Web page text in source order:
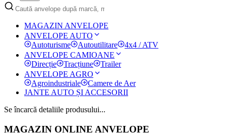
MAGAZIN ANVELOPE
ANVELOPE AUTO
Autoturisme
Autoutilitare
4x4 / ATV
ANVELOPE CAMIOANE
Direcție
Tracțiune
Trailer
ANVELOPE AGRO
Agroindustriale
Camere de Aer
JANTE AUTO ȘI ACCESORII
Se încarcă detaliile produsului...
MAGAZIN ONLINE ANVELOPE